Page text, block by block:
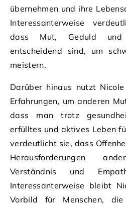
übernehmen und ihre
Interessanterweise
dass Mut, Geduld und
entscheidend sind, um
meistern.
Darüber hinaus nutzt
Erfahrungen, um anderen
dass man trotz
erfülltes und aktives Leben
verdeutlicht sie, dass
Herausforderungen
Verständnis und
Interessanterweise bleibt
Vorbild für Menschen,